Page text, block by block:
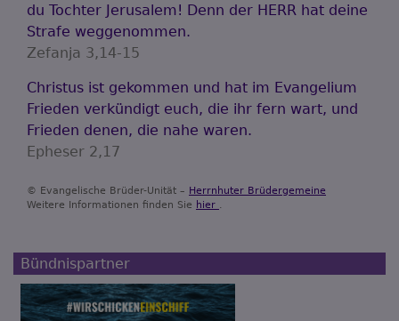
du Tochter Jerusalem! Denn der HERR hat deine
Strafe weggenommen.
Zefanja 3,14-15
Christus ist gekommen und hat im Evangelium
Frieden verkündigt euch, die ihr fern wart, und
Frieden denen, die nahe waren.
Epheser 2,17
© Evangelische Brüder-Unität – Herrnhuter Brüdergemeine
Weitere Informationen finden Sie hier .
Bündnispartner